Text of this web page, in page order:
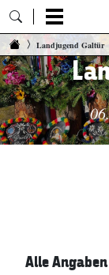
Zum Inhalt springen
Landjugend Galtür
Alle